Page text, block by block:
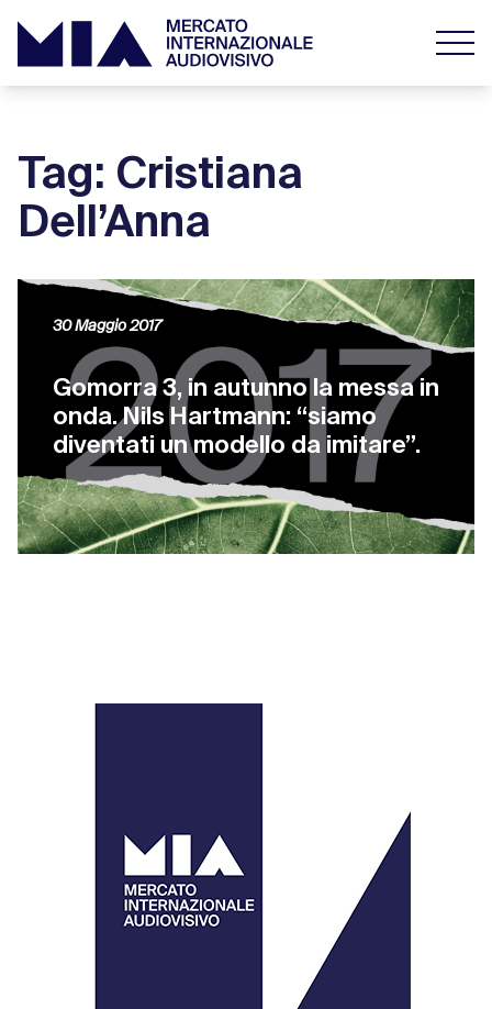
Tag: Cristiana
Dell’Anna
Gomorra 3, in autunno la messa in
onda. Nils Hartmann: “siamo
diventati un modello da imitare”.
30 Maggio 2017